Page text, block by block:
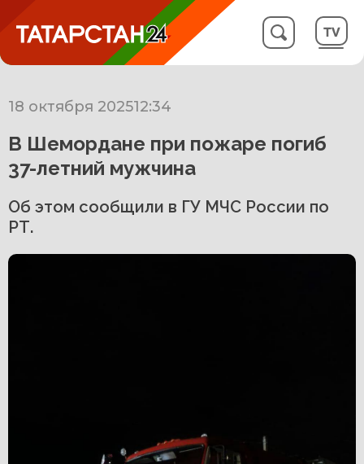
18 октября 202512:34
В Шемордане при пожаре погиб
37-летний мужчина
Об этом сообщили в ГУ МЧС России по
РТ.